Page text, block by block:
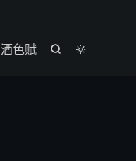


酒色赋